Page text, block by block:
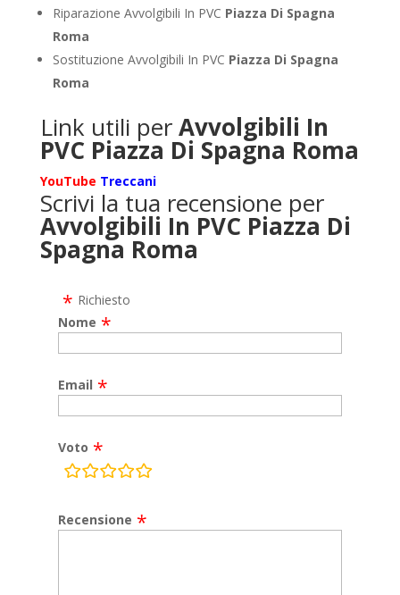
Riparazione Avvolgibili In PVC Piazza Di Spagna
Roma
Sostituzione Avvolgibili In PVC Piazza Di Spagna
Roma
Link utili perAvvolgibili In
PVC Piazza Di Spagna Roma
YouTube Treccani
Scrivi la tua recensione per
Avvolgibili In PVC Piazza Di
Spagna Roma
Richiesto
Nome
Email
Voto
rating
Recensione